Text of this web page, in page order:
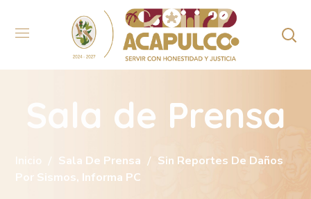
Sala de Prensa
Inicio Sala De Prensa
Sin Reportes De Daños
Por Sismos, Informa PC